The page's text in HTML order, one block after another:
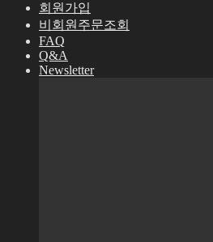
회원가입
비회원주문조회
FAQ
Q&A
Newsletter